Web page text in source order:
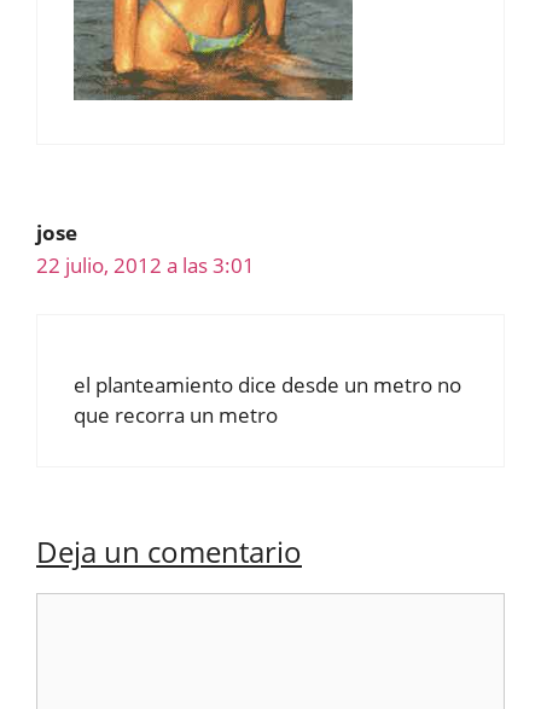
jose
22 julio, 2012 a las 3:01
el planteamiento dice desde un metro no
que recorra un metro
Deja un comentario